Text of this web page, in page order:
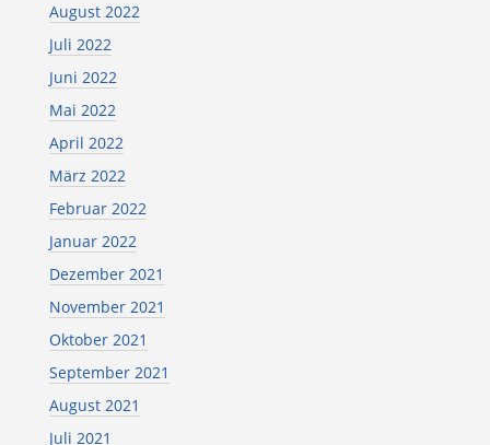
August 2022
Juli 2022
Juni 2022
Mai 2022
April 2022
März 2022
Februar 2022
Januar 2022
Dezember 2021
November 2021
Oktober 2021
September 2021
August 2021
Juli 2021